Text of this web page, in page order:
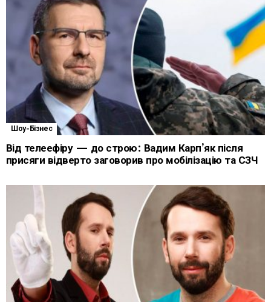
Шоу-Бізнес
Від телеефіру — до строю: Вадим Карп’як після
присяги відверто заговорив про мобілізацію та СЗЧ